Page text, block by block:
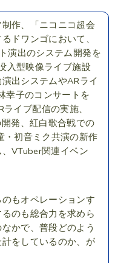
作、「ニコニコ超会
ドワンゴにおいて、
演出のシステム開発を
入型映像ライブ施設
出システムやARライ
幸子のコンサートを
イブ配信の実施、
発、紅白歌合戦での
・初音ミク共演の新作
VTuber関連イベン
もオペレーションす
のも総合力を求めら
かで、普段どのよう
をしているのか、が